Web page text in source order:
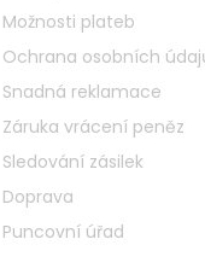
Možnosti plateb
Ochrana osobních
Snadná reklamace
Záruka vrácení peněz
Sledování zásilek
Doprava
Puncovní úřad